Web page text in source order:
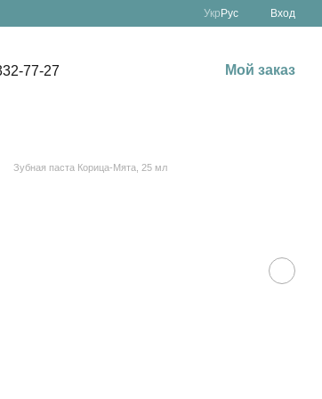
Укр Рус Вход
77-27 Мой заказ
Зубная паста Корица-Мята, 25 мл